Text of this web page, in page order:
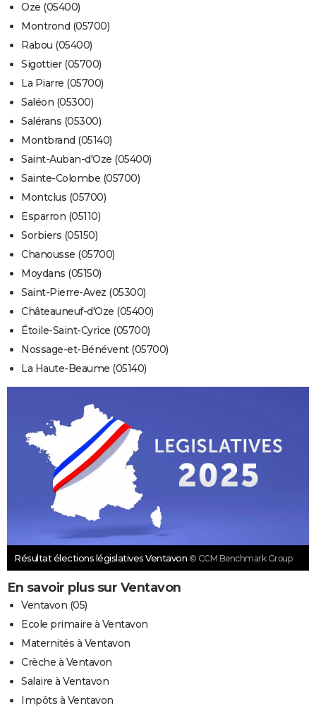
Oze (05400)
Montrond (05700)
Rabou (05400)
Sigottier (05700)
La Piarre (05700)
Saléon (05300)
Salérans (05300)
Montbrand (05140)
Saint-Auban-d'Oze (05400)
Sainte-Colombe (05700)
Montclus (05700)
Esparron (05110)
Sorbiers (05150)
Chanousse (05700)
Moydans (05150)
Saint-Pierre-Avez (05300)
Châteauneuf-d'Oze (05400)
Étoile-Saint-Cyrice (05700)
Nossage-et-Bénévent (05700)
La Haute-Beaume (05140)
Résultat élections législatives Ventavon © CCM Benchmark Group
En savoir plus sur Ventavon
Ventavon (05)
Ecole primaire à Ventavon
Maternités à Ventavon
Crèche à Ventavon
Salaire à Ventavon
Impôts à Ventavon